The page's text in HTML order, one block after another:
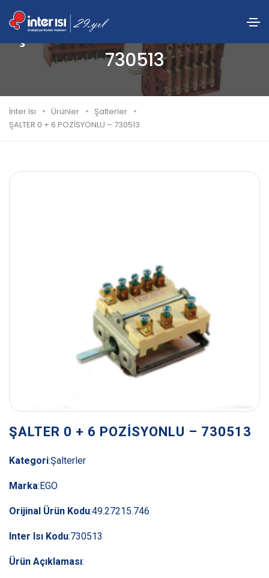
ŞALTER 0 + 6 POZİSYONLU –
730513
İnter Isı Ürünler
Şalterler
ŞALTER 0 + 6 POZİSYONLU – 730513
ŞALTER 0 + 6 POZİSYONLU – 730513
Kategori:Şalterler
Marka: EGO
Orijinal Ürün Kodu:49.27215.746
Inter Isı Kodu:730513
Ürün Açıklaması: